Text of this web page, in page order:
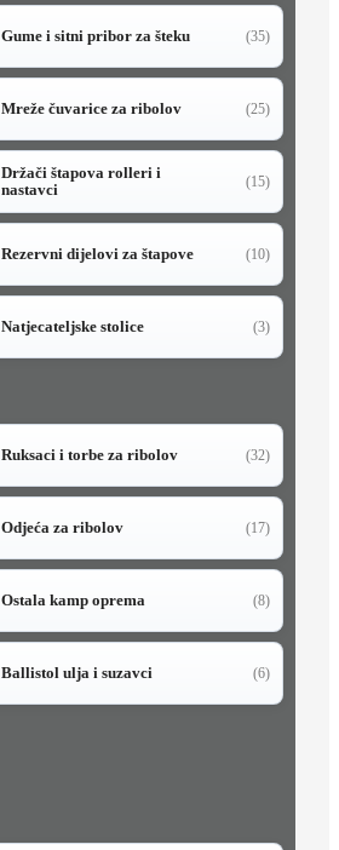
Gume i sitni pribor za šteku (35)
Mreže čuvarice za ribolov (25)
Držači štapova rolleri i
nastavci
(15)
Rezervni dijelovi za štapove (10)
Natjecateljske stolice (3)
Ruksaci i torbe za ribolov (32)
Odjeća za ribolov (17)
Ostala kamp oprema (8)
Ballistol ulja i suzavci (6)